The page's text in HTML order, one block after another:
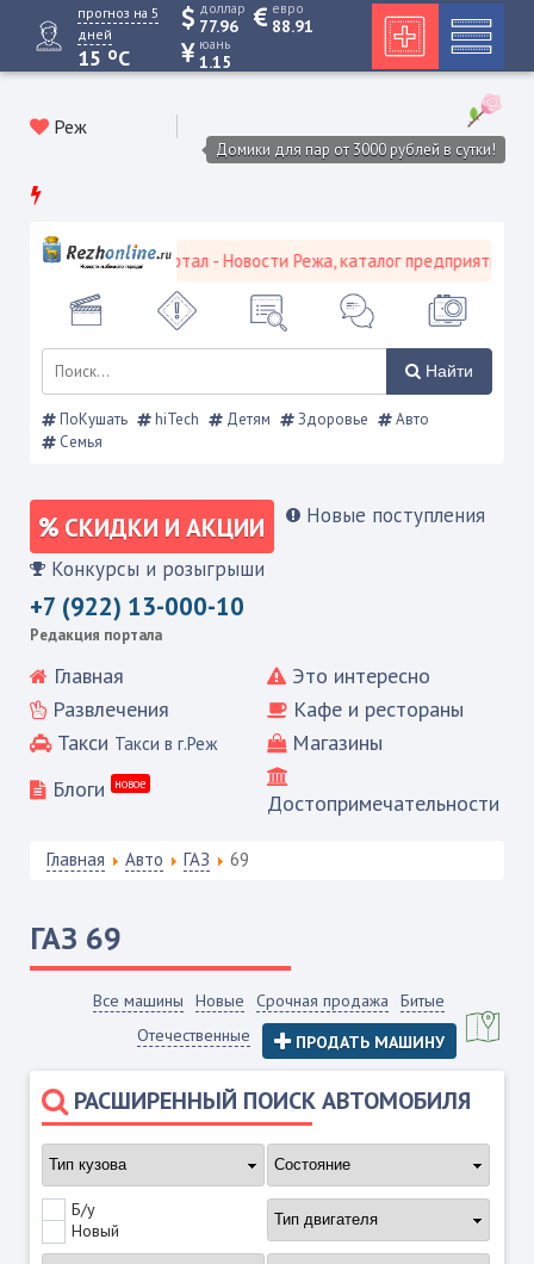
прогноз на 5
дней
15 oC
доллар
77.96
евро
88.91
юань
1.15
Реж
Домики для пар от 3000 рублей в сутки!
городской портал - Новости Режа, каталог предприятий,
Найти
ПоКушать hiTech Детям Здоровье
Авто
Семья
СКИДКИ И АКЦИИ Новые поступления
Конкурсы и розыгрыши
+7 (922) 13-000-10
Редакция портала
Главная
Это интересно
Развлечения
Кафе и рестораны
Такси Такси в г.Реж
Магазины
Блоги
новое
Достопримечательности
Главная Авто ГАЗ 69
ГАЗ 69
Все машины Новые Срочная продажа
Битые
Отечественные
ПРОДАТЬ МАШИНУ
РАСШИРЕННЫЙ ПОИСК АВТОМОБИЛЯ
Б/у
Новый